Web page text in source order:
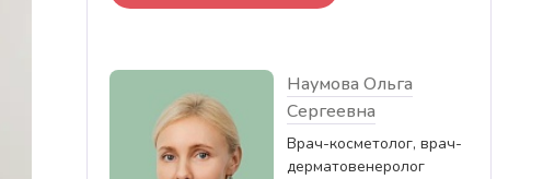
Наумова Ольга
Сергеевна
Врач-косметолог, врач-
дерматовенеролог